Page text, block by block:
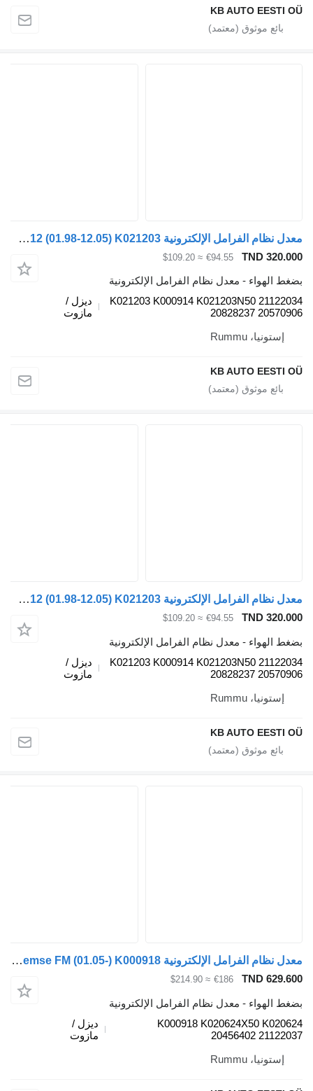
KB AUTO EESTI
معدل نظام الفرامل الإلكترونية Knorr-Bremse FM12 (01.98-12.05) K021203 لـ الشاحنات Volvo FM7-FM12, FM, FMX (1998-2014)
TND
€94.55
≈ $109.20
الهواء - معدل نظام الفرامل الإلكترونية
K021203 K000914 K021203N50
20828237
ديزل /
مازوت
إستونيا، Rummu
KB AUTO EESTI
معدل نظام الفرامل الإلكترونية Knorr-Bremse FM12 (01.98-12.05) K021203 لـ الشاحنات Volvo FM7-FM12, FM, FMX (1998-2014)
TND
€94.55
≈ $109.20
الهواء - معدل نظام الفرامل الإلكترونية
K021203 K000914 K021203N50
20828237
ديزل /
مازوت
إستونيا، Rummu
KB AUTO EESTI
معدل نظام الفرامل الإلكترونية Knorr-Bremse FM (01.05-) K000918 لـ الشاحنات Volvo FM7-FM12, FM, FMX (1998-2014)
TND
€186
≈ $214.90
الهواء - معدل نظام الفرامل الإلكترونية
K000918 K020624X50
20456402
ديزل /
مازوت
إستونيا، Rummu